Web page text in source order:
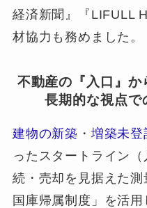
経済新聞』『LIFULL
材協力も務めました。
不動産の『入口』
長期的な視点で
建物の新築 ・ 増築未登
ったスタートライン
続・売却を見据えた
国庫帰属制度」を活